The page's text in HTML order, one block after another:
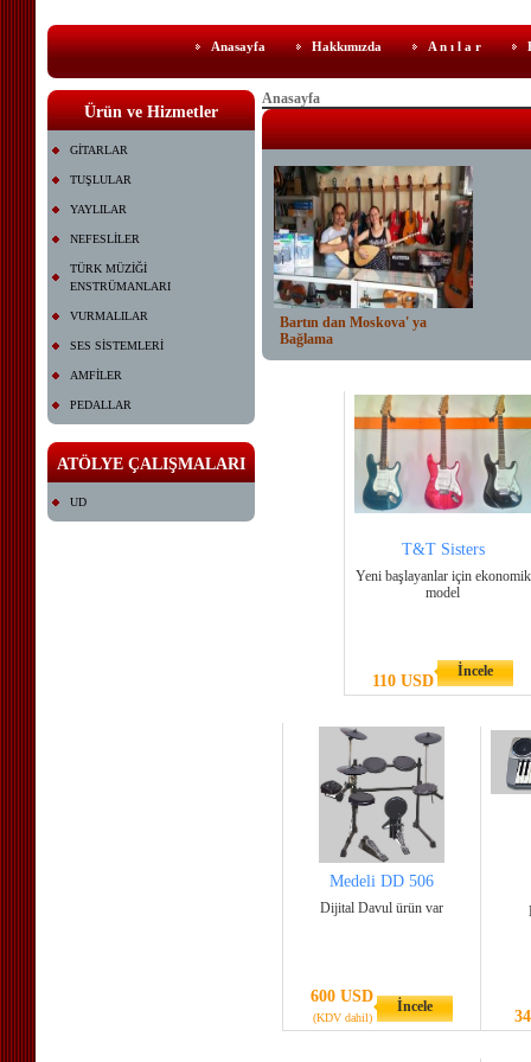
Anasayfa Hakkımızda A n ı l a r
Ürün ve Hizmetler
GİTARLAR
TUŞLULAR
YAYLILAR
NEFESLİLER
TÜRK MÜZİĞİ
ENSTRÜMANLARI
VURMALILAR
SES SİSTEMLERİ
AMFİLER
PEDALLAR
ATÖLYE ÇALIŞMALARI
UD
Anasayfa
Bartın dan Moskova' ya
Bağlama
T&T Sisters
Yeni başlayanlar için ekonomik
model
110 USD
İncele
Medeli DD 506
Dijital Davul ürün var
600 USD
(KDV dahil)
İncele